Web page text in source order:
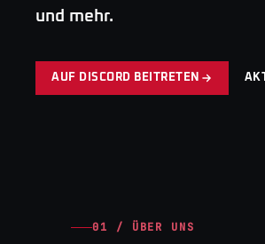
und mehr.
AUF DISCORD BEITRETEN
01 / ÜBER UNS